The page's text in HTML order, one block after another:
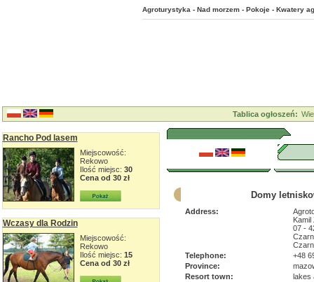
Agroturystyka - Nad morzem - Pokoje - Kwatery
Tablica ogłoszeń:
Rancho Pod lasem
Miejscowość:
Rekowo
Ilość miejsc: 30
Cena od 30 zł
Wczasy dla Rodzin
Miejscowość:
Rekowo
Ilość miejsc: 15
Cena od 30 zł
Domy
Address:
Kamil
07 -
Telephone:
+48
Province:
Resort town:
lakes